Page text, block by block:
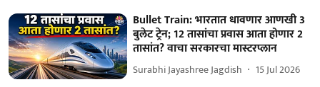
Bullet Train: भारतात धावणार आणखी 3
बुलेट ट्रेन; 12 तासांचा प्रवास आता होणार 2
तासांत? वाचा सरकारचा मास्टरप्लान
Surabhi Jayashree Jagdish 15 Jul 2026